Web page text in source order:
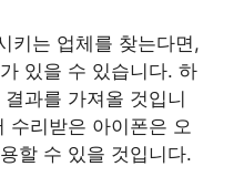
키는 업체를 찾는다면,
있을 수 있습니다. 하
과를 가져올 것입니
수리받은 아이폰은 오
할 수 있을 것입니다.